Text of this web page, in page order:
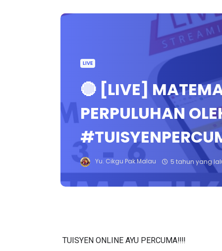
LIVE
🔴 [LIVE]
PERPULUHAN
Yu. Cikgu Pak Malau 5 tahun yang
TUISYEN ONLINE AYU PERCUMA‼️‼️